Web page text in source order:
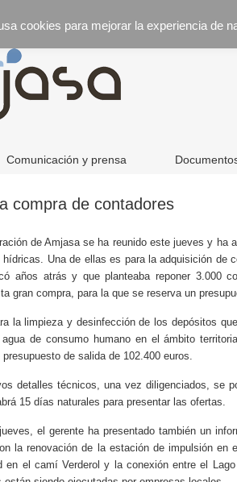
Comunicación y prensa
compra de contadores
de Amjasa se ha reunido este jueves y
Una de ellas es para la adquisición de
años atrás y que planteaba reponer 3.000
gran compra, para la que se reserva un
la limpieza y desinfección de los depósitos
de consumo humano en el ámbito
de salida de 102.400 euros.
detalles técnicos, una vez diligenciados, se
15 días naturales para presentar las ofertas.
el gerente ha presentado también un
la renovación de la estación de impulsión
en el camí Verderol y la conexión entre el
cookies para mejorar la experiencia de